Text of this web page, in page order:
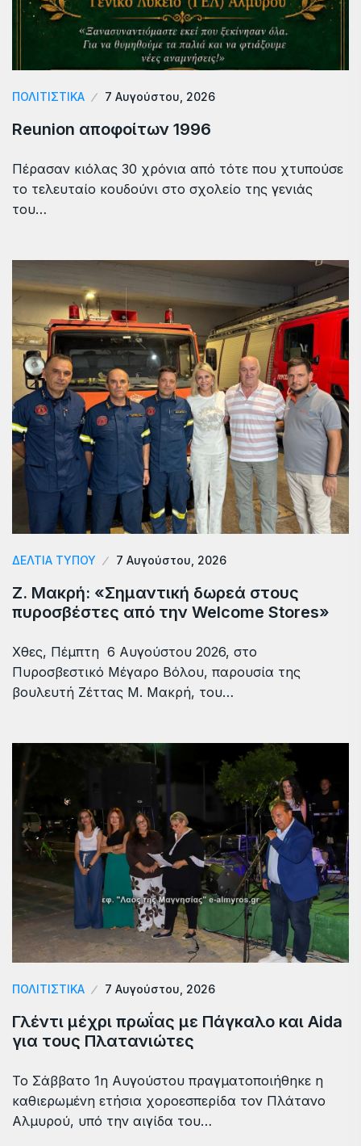
ΠΟΛΙΤΙΣΤΙΚΑ 7 Αυγούστου, 2026
Reunion αποφοίτων 1996
Πέρασαν κιόλας 30 χρόνια από τότε που χτυπούσε
το τελευταίο κουδούνι στο σχολείο της γενιάς
του…
ΔΕΛΤΙΑ ΤΥΠΟΥ 7 Αυγούστου, 2026
Ζ. Μακρή: «Σημαντική δωρεά στους
πυροσβέστες από την Welcome Stores»
Χθες, Πέμπτη 6 Αυγούστου 2026, στο
Πυροσβεστικό Μέγαρο Βόλου, παρουσία της
βουλευτή Ζέττας Μ. Μακρή, του…
ΠΟΛΙΤΙΣΤΙΚΑ 7 Αυγούστου, 2026
Γλέντι μέχρι πρωΐας με Πάγκαλο και Aida
για τους Πλατανιώτες
Το Σάββατο 1η Αυγούστου πραγματοποιήθηκε η
καθιερωμένη ετήσια χοροεσπερίδα τον Πλάτανο
Αλμυρού, υπό την αιγίδα του…